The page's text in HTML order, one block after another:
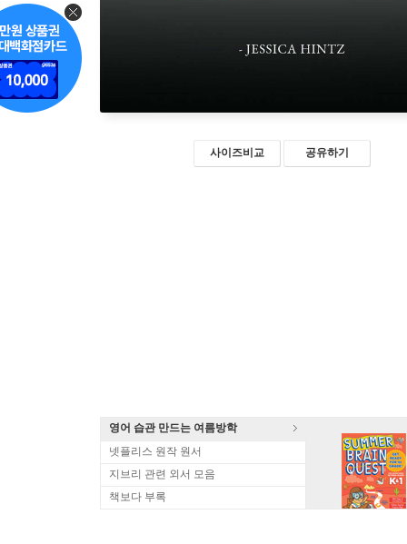
사이즈비교 공유하기
영어 습관 만드는 여름방학
넷플리스 원작 원서
지브리 관련 외서 모음
책보다 부록